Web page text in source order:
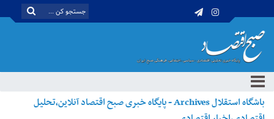
باشگاه استقلال Archives - پایگاه خبری صبح اقتصاد آنلاین،تحلیل